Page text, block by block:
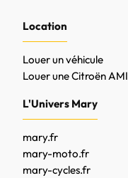
Location
Louer un véhicule
Louer une Citroën AMI
L'Univers Mary
mary.fr
mary-moto.fr
mary-cycles.fr